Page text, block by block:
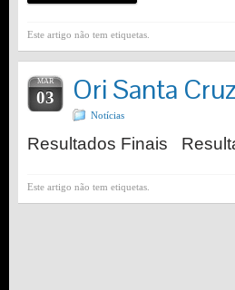
Este artigo não tem etiquetas.
MAR
03 Ori Santa
Notícias
Resultados Finais
Este artigo não tem etiquetas.